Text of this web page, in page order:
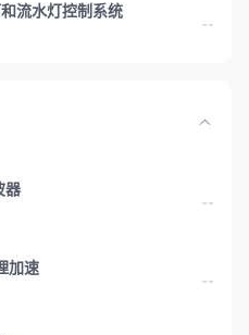
流水灯控制系统
--
器
--
加速
--